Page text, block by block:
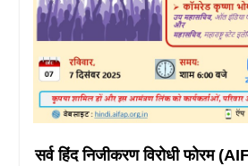
सर्व हिंद निजीकरण विरोधी फोरम